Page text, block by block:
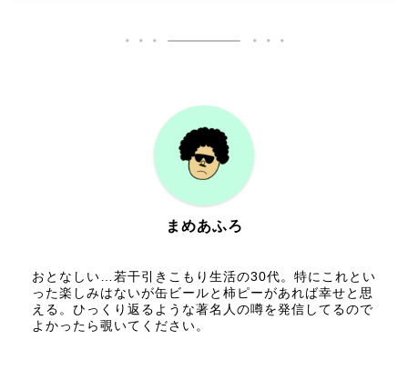
まめあふろ
おとなしい…若干引きこもり生活の30代。特にこれとい
った楽しみはないが缶ビールと柿ピーがあれば幸せと思
える。ひっくり返るような著名人の噂を発信してるので
よかったら覗いてください。